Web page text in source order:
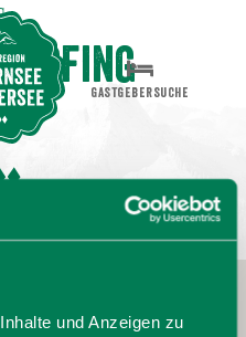
und Anzeigen zu
GASTGEBERSUCHE